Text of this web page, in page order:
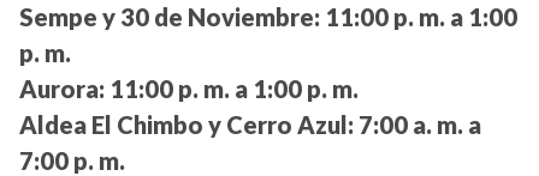
Sempe y 30 de Noviembre: 11:00 p. m. a 1:00
p. m.
Aurora: 11:00 p. m. a 1:00 p. m.
Aldea El Chimbo y Cerro Azul: 7:00 a. m. a
7:00 p. m.